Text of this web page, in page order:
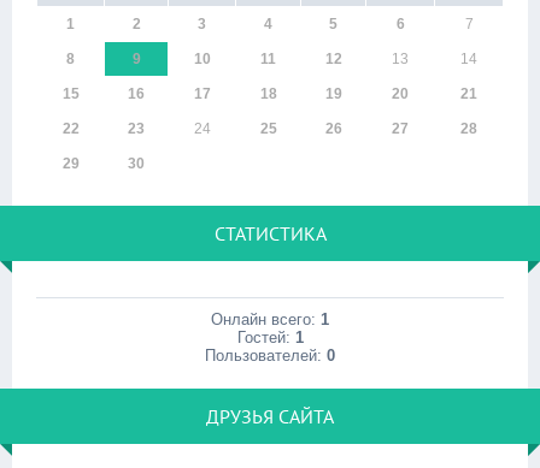
1 2 3 4 5 6 7
8 9 10 11 12 13 14
15 16 17 18 19 20 21
22 23 24 25 26 27 28
29 30
СТАТИСТИКА
Онлайн всего: 1
Гостей: 1
Пользователей: 0
ДРУЗЬЯ САЙТА